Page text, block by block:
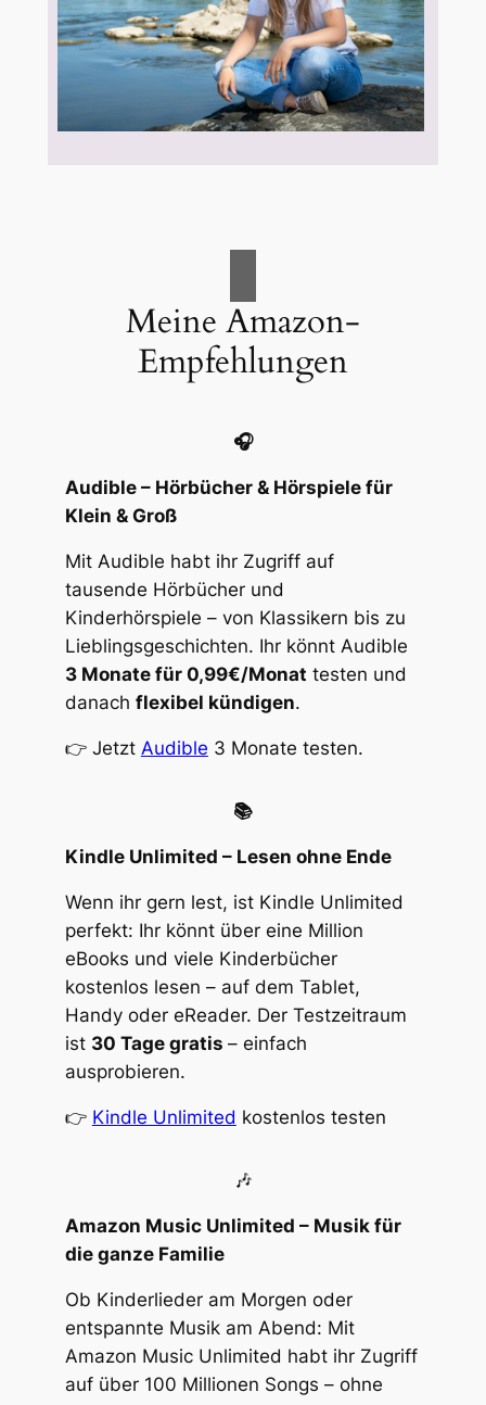
Meine Amazon-
Empfehlungen
🎧
Audible – Hörbücher & Hörspiele für
Klein & Groß
Mit Audible habt ihr Zugriff auf
tausende Hörbücher und
Kinderhörspiele – von Klassikern bis zu
Lieblingsgeschichten. Ihr könnt Audible
3 Monate für 0,99€/Monat testen und
danach flexibel kündigen.
👉 Jetzt Audible 3 Monate testen.
📚
Kindle Unlimited – Lesen ohne Ende
Wenn ihr gern lest, ist Kindle Unlimited
perfekt: Ihr könnt über eine Million
eBooks und viele Kinderbücher
kostenlos lesen – auf dem Tablet,
Handy oder eReader. Der Testzeitraum
ist 30 Tage gratis – einfach
ausprobieren.
👉 Kindle Unlimited kostenlos testen
🎶
Amazon Music Unlimited – Musik für
die ganze Familie
Ob Kinderlieder am Morgen oder
entspannte Musik am Abend: Mit
Amazon Music Unlimited habt ihr Zugriff
auf über 100 Millionen Songs – ohne